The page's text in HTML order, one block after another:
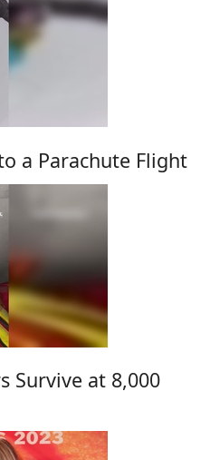
a Parachute Flight
Survive at 8,000